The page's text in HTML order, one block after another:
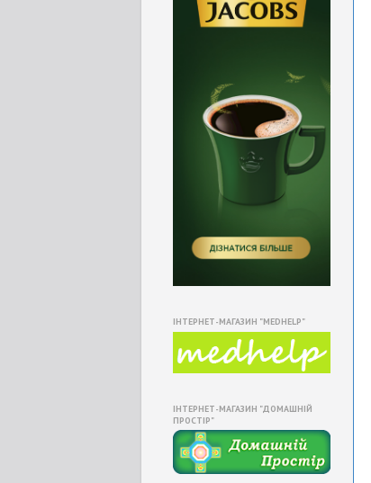
ІНТЕРНЕТ-МАГАЗИН "MEDHELP"
ІНТЕРНЕТ-МАГАЗИН "ДОМАШНІЙ
ПРОСТІР"